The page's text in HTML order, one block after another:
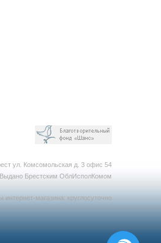
ул. Комсомольская д. 3 офис 54
ыдано Брестским ОблИсполКомом
интернет-магазина: круглосуточно